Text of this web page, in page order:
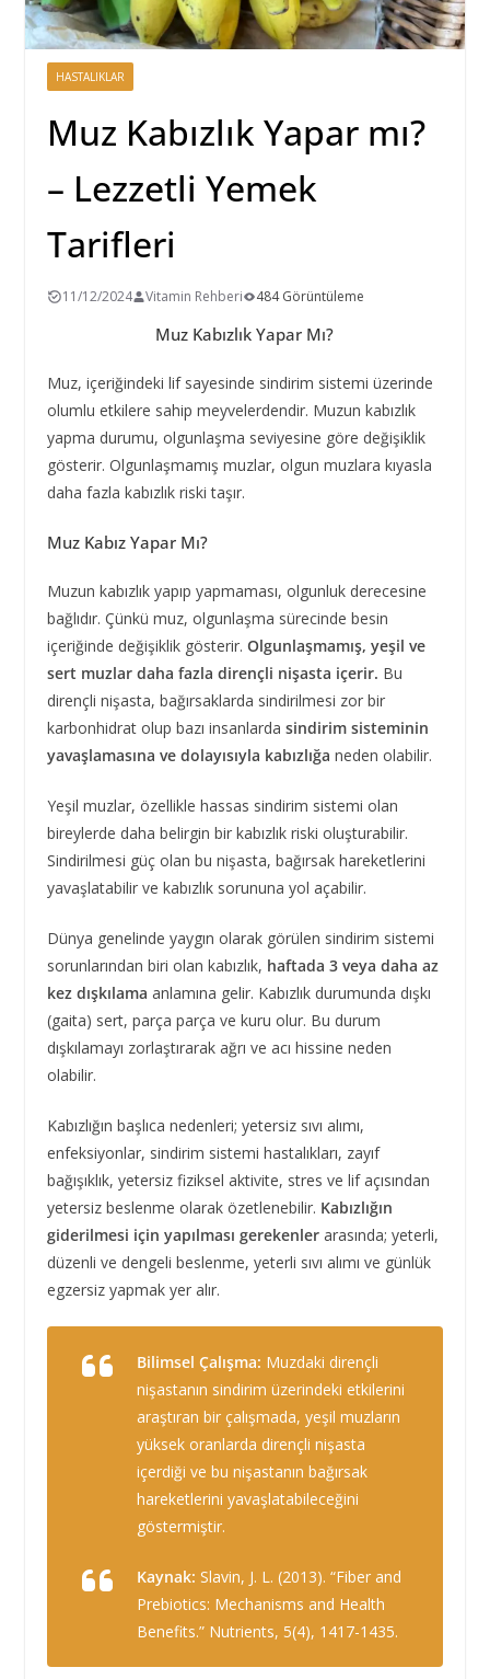
HASTALIKLAR
Muz Kabızlık Yapar mı?
– Lezzetli Yemek
Tarifleri
11/12/2024 Vitamin Rehberi 484 Görüntüleme
Muz Kabızlık Yapar Mı?
Muz, içeriğindeki lif sayesinde sindirim sistemi üzerinde
olumlu etkilere sahip meyvelerdendir. Muzun kabızlık
yapma durumu, olgunlaşma seviyesine göre değişiklik
gösterir. Olgunlaşmamış muzlar, olgun muzlara kıyasla
daha fazla kabızlık riski taşır.
Muz Kabız Yapar Mı?
Muzun kabızlık yapıp yapmaması, olgunluk derecesine
bağlıdır. Çünkü muz, olgunlaşma sürecinde besin
içeriğinde değişiklik gösterir. Olgunlaşmamış, yeşil ve
sert muzlar daha fazla dirençli nişasta içerir. Bu
dirençli nişasta, bağırsaklarda sindirilmesi zor bir
karbonhidrat olup bazı insanlarda sindirim sisteminin
yavaşlamasına ve dolayısıyla kabızlığa neden olabilir.
Yeşil muzlar, özellikle hassas sindirim sistemi olan
bireylerde daha belirgin bir kabızlık riski oluşturabilir.
Sindirilmesi güç olan bu nişasta, bağırsak hareketlerini
yavaşlatabilir ve kabızlık sorununa yol açabilir.
Dünya genelinde yaygın olarak görülen sindirim sistemi
sorunlarından biri olan kabızlık, haftada 3 veya daha az
kez dışkılama anlamına gelir. Kabızlık durumunda dışkı
(gaita) sert, parça parça ve kuru olur. Bu durum
dışkılamayı zorlaştırarak ağrı ve acı hissine neden
olabilir.
Kabızlığın başlıca nedenleri; yetersiz sıvı alımı,
enfeksiyonlar, sindirim sistemi hastalıkları, zayıf
bağışıklık, yetersiz fiziksel aktivite, stres ve lif açısından
yetersiz beslenme olarak özetlenebilir. Kabızlığın
giderilmesi için yapılması gerekenlerarasında; yeterli,
düzenli ve dengeli beslenme, yeterli sıvı alımı ve günlük
egzersiz yapmak yer alır.
Bilimsel Çalışma: Muzdaki dirençli
nişastanın sindirim üzerindeki etkilerini
araştıran bir çalışmada, yeşil muzların
yüksek oranlarda dirençli nişasta
içerdiği ve bu nişastanın bağırsak
hareketlerini yavaşlatabileceğini
göstermiştir.
Kaynak: Slavin, J. L. (2013). “Fiber and
Prebiotics: Mechanisms and Health
Benefits.” Nutrients, 5(4), 1417-1435.